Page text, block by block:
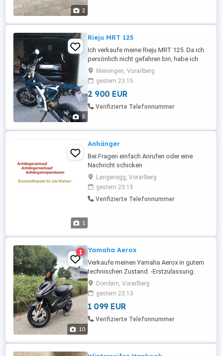
2
5
Rieju MRT 125
Ich verkaufe meine Rieju MRT 125. Da ich
persönlich nicht gefahren bin, habe ich
den Vergaser Ultraschall gereinigt und die
Nebendüse, die Batterie und den BFK
Behälter gerade erst ersetzt. Auf dem Bild
ist ein xRacing Auspuff verbaut, mit ECE -
Bescheinigung, den Originalen Auspuff
Meiningen, Vorarlberg
gestern 23:15
2 900 EUR
Verifizierte Telefonnummer
1
Anhänger
Bei Fragen einfach Anrufen oder eine
Nachricht schicken
Langenegg, Vorarlberg
gestern 23:15
Verifizierte Telefonnummer
10
1 Yamaha Aerox
Verkaufe meinen Yamaha Aerox in gutem
technischen Zustand. -Erstzulassung:
2012 -Kilometerstand: 13.600 km -
Wassergekühlter 50ccm-Motor -
Scheibenbremsen vorne und hinten -
Springt sofort an sowohl mit E-Starter als
auch mit Kickstarter -Läuft technisch
Dornbirn, Vorarlberg
gestern 23:13
1 099 EUR
Verifizierte Telefonnummer